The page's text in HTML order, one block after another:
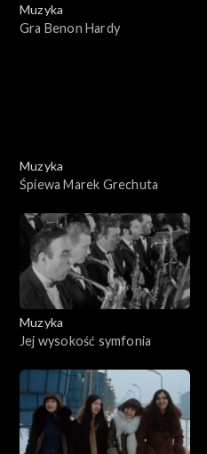
Muzyka
Gra Benon Hardy
Muzyka
Śpiewa Marek Grechuta
Muzyka
Jej wysokość symfonia